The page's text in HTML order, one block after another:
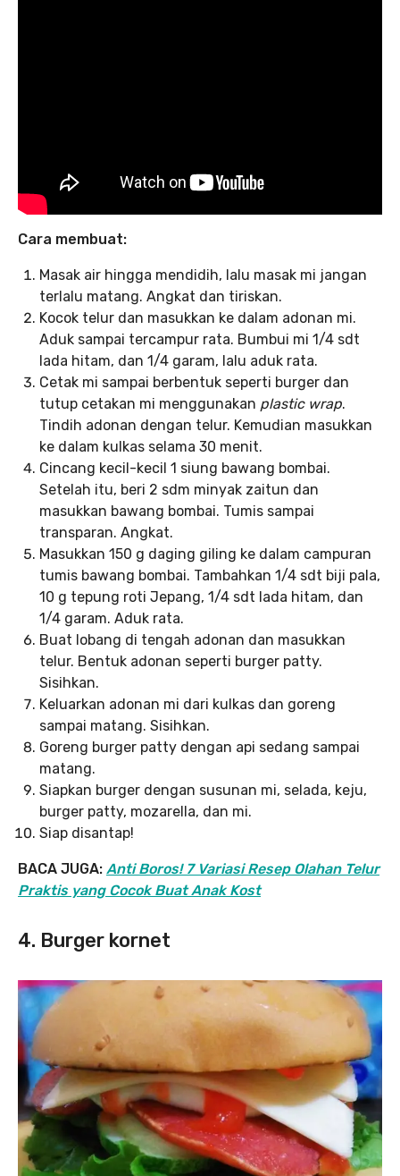
Cara membuat:
Masak air hingga mendidih, lalu masak mi jangan
terlalu matang. Angkat dan tiriskan.
Kocok telur dan masukkan ke dalam adonan mi.
Aduk sampai tercampur rata. Bumbui mi 1/4 sdt
lada hitam, dan 1/4 garam, lalu aduk rata.
Cetak mi sampai berbentuk seperti burger dan
tutup cetakan mi menggunakan plastic wrap.
Tindih adonan dengan telur. Kemudian masukkan
ke dalam kulkas selama 30 menit.
Cincang kecil-kecil 1 siung bawang bombai.
Setelah itu, beri 2 sdm minyak zaitun dan
masukkan bawang bombai. Tumis sampai
transparan. Angkat.
Masukkan 150 g daging giling ke dalam campuran
tumis bawang bombai. Tambahkan 1/4 sdt biji pala,
10 g tepung roti Jepang, 1/4 sdt lada hitam, dan
1/4 garam. Aduk rata.
Buat lobang di tengah adonan dan masukkan
telur. Bentuk adonan seperti burger patty.
Sisihkan.
Keluarkan adonan mi dari kulkas dan goreng
sampai matang. Sisihkan.
Goreng burger patty dengan api sedang sampai
matang.
Siapkan burger dengan susunan mi, selada, keju,
burger patty, mozarella, dan mi.
Siap disantap!
BACA JUGA: Anti Boros! 7 Variasi Resep Olahan Telur
Praktis yang Cocok Buat Anak Kost
4. Burger kornet